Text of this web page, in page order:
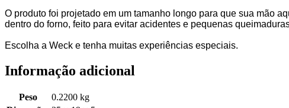
O produto foi projetado em um tamanho longo para que sua mão
dentro do forno, feito para evitar acidentes e pequenas
Escolha a Weck e tenha muitas experiências especiais.
Informação adicional
Peso
0.2200 kg